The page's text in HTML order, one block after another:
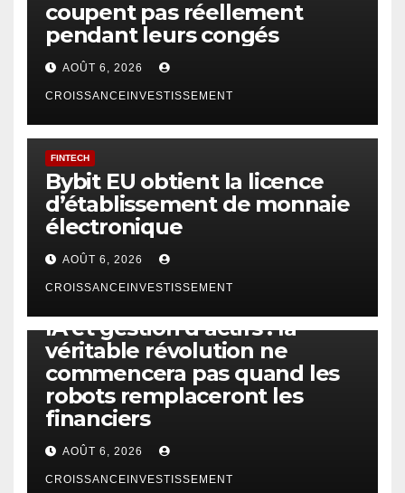
coupent pas réellement
pendant leurs congés
AOÛT 6, 2026
CROISSANCEINVESTISSEMENT
FINTECH
Bybit EU obtient la licence
d’établissement de monnaie
électronique
AOÛT 6, 2026
CROISSANCEINVESTISSEMENT
IA et gestion d’actifs : la
véritable révolution ne
commencera pas quand les
robots remplaceront les
financiers
AOÛT 6, 2026
CROISSANCEINVESTISSEMENT